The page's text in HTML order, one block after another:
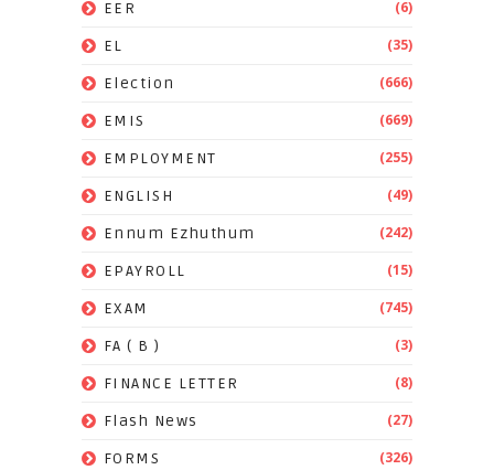
EER (6)
EL (35)
Election (666)
EMIS (669)
EMPLOYMENT (255)
ENGLISH (49)
Ennum Ezhuthum (242)
EPAYROLL (15)
EXAM (745)
FA ( B ) (3)
FINANCE LETTER (8)
Flash News (27)
FORMS (326)